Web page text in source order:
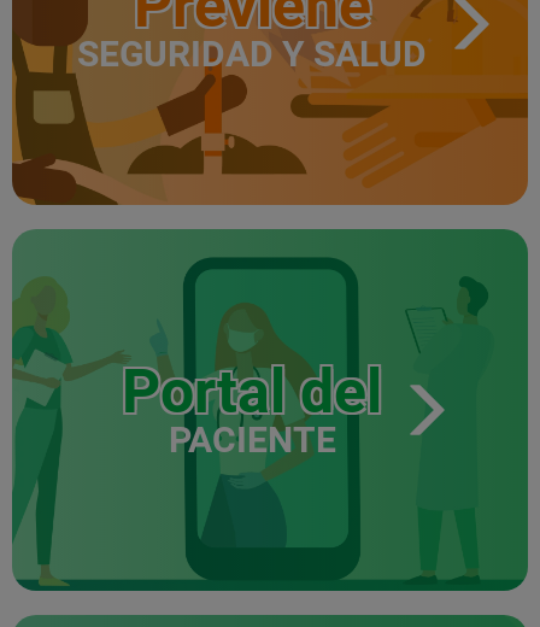
SEGURIDAD Y SALUD
Portal del
PACIENTE